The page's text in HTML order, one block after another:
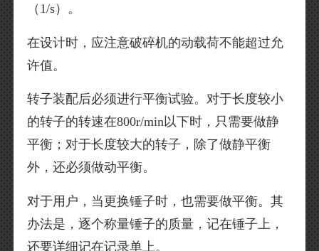
（1/s）。
在设计时，应注意破碎机的动载荷不能超过允
许值。
转子装配后必须进行平衡试验。对于长度较小
的转子的转速在800r/min以下时，只需要做静
平衡；对于长度较大的转子，除了做静平衡
外，还必须做动平衡。
对于用户，当更换锤子时，也需要做平衡。其
办法是，逐个称量锤子的质量，记在锤子上，
还要详细记在记录单上。